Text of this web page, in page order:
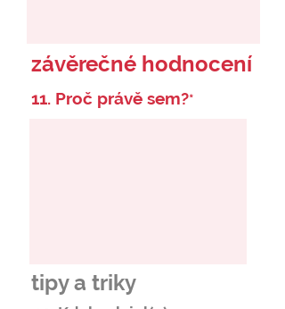
závěrečné hodnocení
11. Proč právě sem?*
tipy a triky